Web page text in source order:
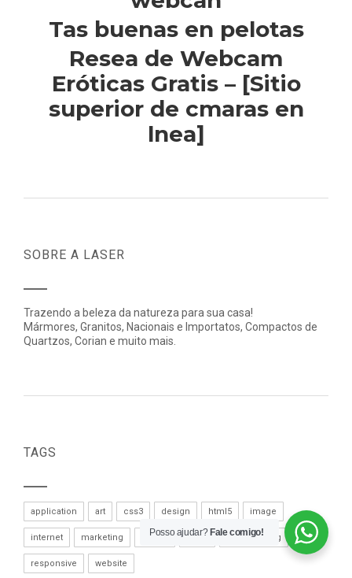
Tas buenas en pelotas
Resea de Webcam
Eróticas Gratis – [Sitio
superior de cmaras en
lnea]
SOBRE A LASER
Trazendo a beleza da natureza para sua casa!
Mármores, Granitos, Nacionais e Importatos, Compactos de
Quartzos, Corian e muito mais.
TAGS
application art css3 design html5 image
internet marketing music printf progamming
responsive website
Posso ajudar? Fale comigo!